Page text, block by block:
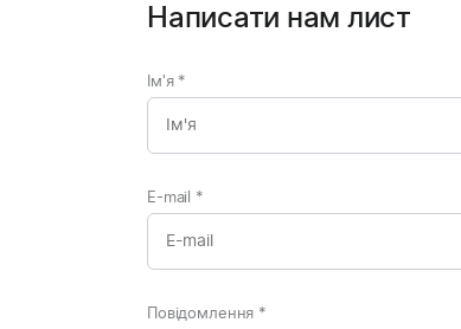
Написати нам лист
Ім'я *
E-mail *
Повідомлення *